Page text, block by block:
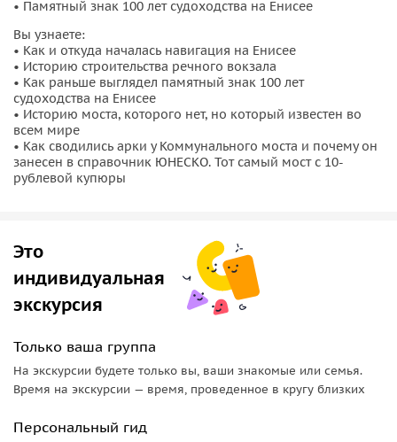
‭• Памятный знак 100 лет судоходства на Енисее
Вы узнаете:
‭• Как и откуда началась навигация на Енисее
‭• Историю строительства речного вокзала
‭• Как раньше выглядел памятный знак 100 лет
судоходства на Енисее
‭• Историю моста, которого нет, но который известен во
всем мире
‭• Как сводились арки у Коммунального моста и почему он
занесен в справочник ЮНЕСКО. Тот самый мост с 10-
рублевой купюры
Это
индивидуальная
экскурсия
Только ваша группа
На экскурсии будете только вы, ваши знакомые или семья.
Время на экскурсии — время, проведенное в кругу близких
Персональный гид